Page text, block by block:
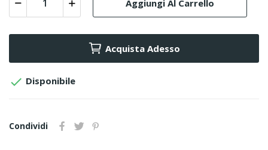
Aggiungi Al Carrello
Acquista Adesso
 Disponibile
Condividi